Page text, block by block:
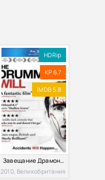
Размер: 478.89 MB
Размер: 245.01 MB
Размер: 1.36 MB
Размер: 19.55 GB
Размер: 50.09 GB
Размер: 2.77 GB
HDRip
KP 6.7
IMDB 5.8
Завещание Драмонда (2010)
2010, Великобритания